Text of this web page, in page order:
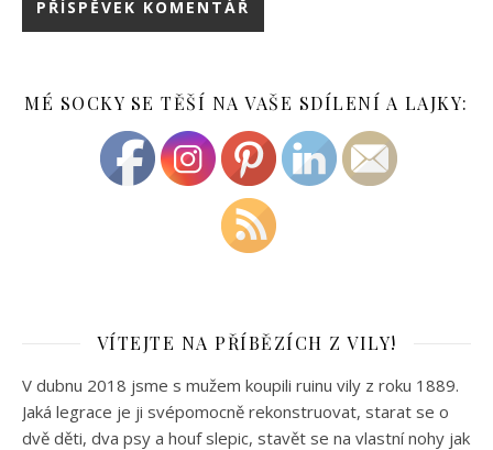
MÉ SOCKY SE TĚŠÍ NA VAŠE SDÍLENÍ A LAJKY:
VÍTEJTE NA PŘÍBĚZÍCH Z VILY!
V dubnu 2018 jsme s mužem koupili ruinu vily z roku 1889.
Jaká legrace je ji svépomocně rekonstruovat, starat se o
dvě děti, dva psy a houf slepic, stavět se na vlastní nohy jak